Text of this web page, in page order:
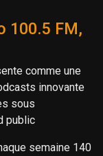
100.5 FM,
comme une
innovante
sous
public
semaine 140